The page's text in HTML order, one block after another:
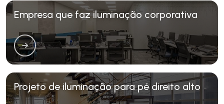
Empresa que faz iluminação corporativa
Projeto de iluminação para pé direito alto